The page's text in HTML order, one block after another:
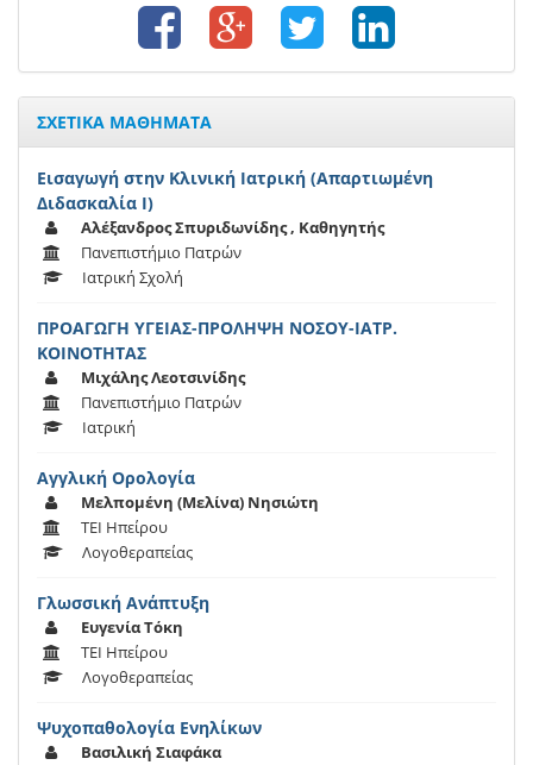
ΣΧΕΤΙΚΑ ΜΑΘΗΜΑΤΑ
Εισαγωγή στην Κλινική Ιατρική (Απαρτιωμένη
Διδασκαλία Ι)
Αλέξανδρος Σπυριδωνίδης , Καθηγητής
Πανεπιστήμιο Πατρών
Ιατρική Σχολή
ΠΡΟΑΓΩΓΗ ΥΓΕΙΑΣ-ΠΡΟΛΗΨΗ ΝΟΣΟΥ-ΙΑΤΡ.
ΚΟΙΝΟΤΗΤΑΣ
Μιχάλης Λεοτσινίδης
Πανεπιστήμιο Πατρών
Ιατρική
Αγγλική Ορολογία
Μελπομένη (Μελίνα) Νησιώτη
ΤΕΙ Ηπείρου
Λογοθεραπείας
Γλωσσική Ανάπτυξη
Ευγενία Τόκη
ΤΕΙ Ηπείρου
Λογοθεραπείας
Ψυχοπαθολογία Ενηλίκων
Βασιλική Σιαφάκα